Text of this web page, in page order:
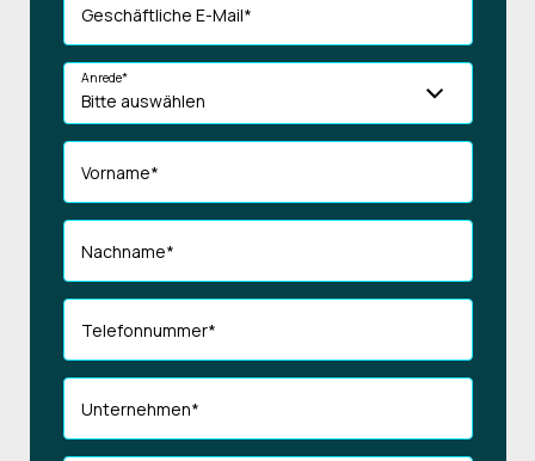
Geschäftliche E-Mail*
Anrede*
Vorname*
Nachname*
Telefonnummer*
Unternehmen*